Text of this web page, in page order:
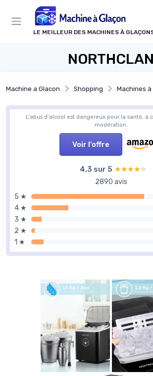
LE MEILLEUR DES MACHINES À
NORTHCLAN
Machine a Glacon Shopping Machines à
L’abus d’alcool est dangereux pour la santé, à
modération.
Voir l'offre
4,3 sur 5 ★★★★★
★★★★★
2890 avis
5 ★
4 ★
3 ★
2 ★
1 ★
Panneau de gestion des cookies